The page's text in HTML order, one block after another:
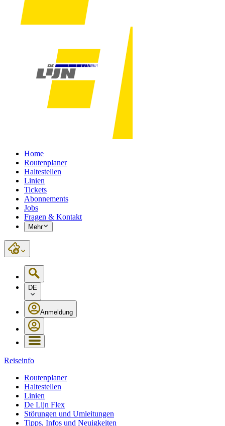
Home
Routenplaner
Haltestellen
Linien
Tickets
Abonnements
Jobs
Fragen & Kontakt
Mehr
DE
Anmeldung
Reiseinfo
Routenplaner
Haltestellen
Linien
De Lijn Flex
Störungen und Umleitungen
Tipps, Infos und Neuigkeiten